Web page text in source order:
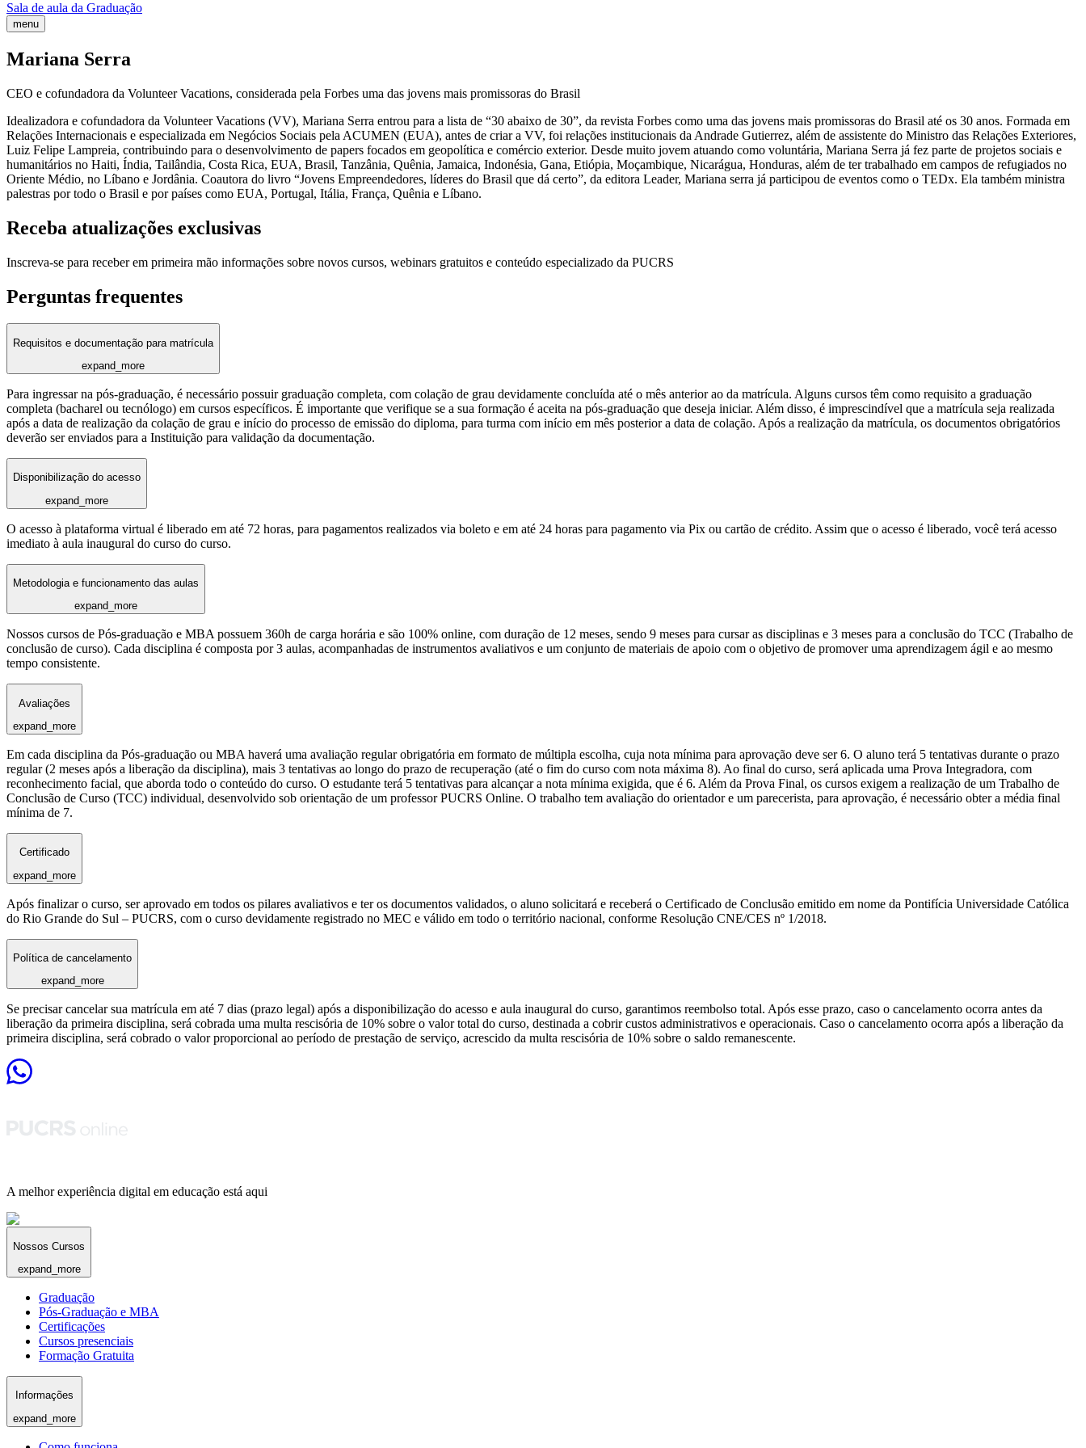
Sala de aula da Graduação
menu
Mariana Serra
CEO e cofundadora da Volunteer Vacations, considerada pela Forbes uma das jovens mais promissoras do Brasil
Idealizadora e cofundadora da Volunteer Vacations (VV), Mariana Serra entrou para a lista de “30 abaixo de 30”, da revista Forbes como uma das jovens mais promissoras do Brasil até os 30 anos. Formada em
Relações Internacionais e especializada em Negócios Sociais pela ACUMEN (EUA), antes de criar a VV, foi relações institucionais da Andrade Gutierrez, além de assistente do Ministro das Relações Exteriores,
Luiz Felipe Lampreia, contribuindo para o desenvolvimento de papers focados em geopolítica e comércio exterior. Desde muito jovem atuando como voluntária, Mariana Serra já fez parte de projetos sociais e
humanitários no Haiti, Índia, Tailândia, Costa Rica, EUA, Brasil, Tanzânia, Quênia, Jamaica, Indonésia, Gana, Etiópia, Moçambique, Nicarágua, Honduras, além de ter trabalhado em campos de refugiados no
Oriente Médio, no Líbano e Jordânia. Coautora do livro “Jovens Empreendedores, líderes do Brasil que dá certo”, da editora Leader, Mariana serra já participou de eventos como o TEDx. Ela também ministra
palestras por todo o Brasil e por países como EUA, Portugal, Itália, França, Quênia e Líbano.
Receba atualizações exclusivas
Inscreva-se para receber em primeira mão informações sobre novos cursos, webinars gratuitos e conteúdo especializado da PUCRS
Perguntas frequentes
Requisitos e documentação para matrícula
expand_more
Para ingressar na pós-graduação, é necessário possuir graduação completa, com colação de grau devidamente concluída até o mês anterior ao da matrícula. Alguns cursos têm como requisito a graduação
completa (bacharel ou tecnólogo) em cursos específicos. É importante que verifique se a sua formação é aceita na pós-graduação que deseja iniciar. Além disso, é imprescindível que a matrícula seja realizada
após a data de realização da colação de grau e início do processo de emissão do diploma, para turma com início em mês posterior a data de colação. Após a realização da matrícula, os documentos obrigatórios
deverão ser enviados para a Instituição para validação da documentação.
Disponibilização do acesso
expand_more
O acesso à plataforma virtual é liberado em até 72 horas, para pagamentos realizados via boleto e em até 24 horas para pagamento via Pix ou cartão de crédito. Assim que o acesso é liberado, você terá acesso
imediato à aula inaugural do curso do curso.
Metodologia e funcionamento das aulas
expand_more
Nossos cursos de Pós-graduação e MBA possuem 360h de carga horária e são 100% online, com duração de 12 meses, sendo 9 meses para cursar as disciplinas e 3 meses para a conclusão do TCC (Trabalho de
conclusão de curso). Cada disciplina é composta por 3 aulas, acompanhadas de instrumentos avaliativos e um conjunto de materiais de apoio com o objetivo de promover uma aprendizagem ágil e ao mesmo
tempo consistente.
Avaliações
expand_more
Em cada disciplina da Pós-graduação ou MBA haverá uma avaliação regular obrigatória em formato de múltipla escolha, cuja nota mínima para aprovação deve ser 6. O aluno terá 5 tentativas durante o prazo
regular (2 meses após a liberação da disciplina), mais 3 tentativas ao longo do prazo de recuperação (até o fim do curso com nota máxima 8). Ao final do curso, será aplicada uma Prova Integradora, com
reconhecimento facial, que aborda todo o conteúdo do curso. O estudante terá 5 tentativas para alcançar a nota mínima exigida, que é 6. Além da Prova Final, os cursos exigem a realização de um Trabalho de
Conclusão de Curso (TCC) individual, desenvolvido sob orientação de um professor PUCRS Online. O trabalho tem avaliação do orientador e um parecerista, para aprovação, é necessário obter a média final
mínima de 7.
Certificado
expand_more
Após finalizar o curso, ser aprovado em todos os pilares avaliativos e ter os documentos validados, o aluno solicitará e receberá o Certificado de Conclusão emitido em nome da Pontifícia Universidade Católica
do Rio Grande do Sul – PUCRS, com o curso devidamente registrado no MEC e válido em todo o território nacional, conforme Resolução CNE/CES nº 1/2018.
Política de cancelamento
expand_more
Se precisar cancelar sua matrícula em até 7 dias (prazo legal) após a disponibilização do acesso e aula inaugural do curso, garantimos reembolso total. Após esse prazo, caso o cancelamento ocorra antes da
liberação da primeira disciplina, será cobrada uma multa rescisória de 10% sobre o valor total do curso, destinada a cobrir custos administrativos e operacionais. Caso o cancelamento ocorra após a liberação da
primeira disciplina, será cobrado o valor proporcional ao período de prestação de serviço, acrescido da multa rescisória de 10% sobre o saldo remanescente.
A melhor experiência digital em educação está aqui
Nossos Cursos
expand_more
Graduação
Pós-Graduação e MBA
Certificações
Cursos presenciais
Formação Gratuita
Informações
expand_more